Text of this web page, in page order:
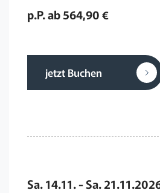
p.P. ab 564,90 €
jetzt Buchen
Sa. 14.11. - Sa.